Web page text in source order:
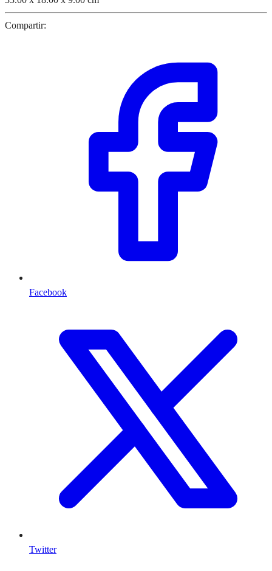
Compartir:
Facebook
Twitter